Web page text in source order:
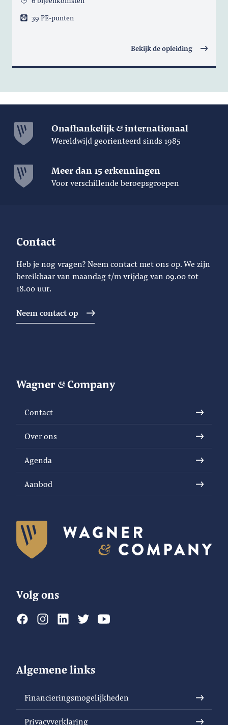
39 PE-punten
Bekijk de opleiding
Onafhankelijk internationaal
Wereldwijd georienteerd sinds 1985
Meer dan 15 erkenningen
Voor verschillende beroepsgroepen
Contact
Heb je nog vragen? Neem contact met ons op. We zijn
bereikbaar van maandag t/m vrijdag van 09.00 tot
18.00 uur.
Neem contact op
Wagner Company
Contact
Over ons
Agenda
Aanbod
Volg ons
Algemene links
Financieringsmogelijkheden
Privacyverklaring